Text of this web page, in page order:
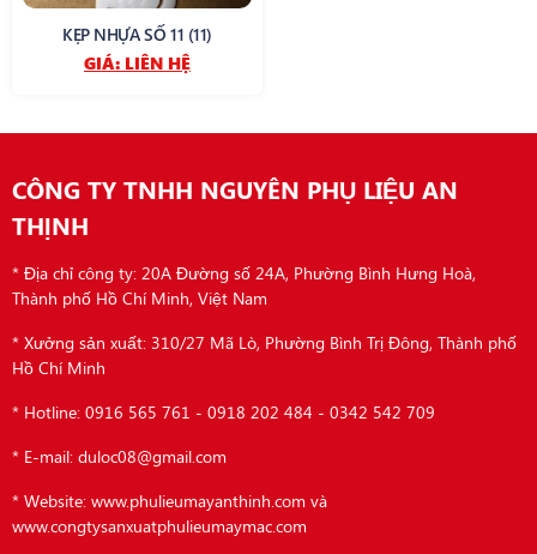
KẸP NHỰA SỐ 11 (11)
GIÁ: LIÊN HỆ
CÔNG TY TNHH NGUYÊN PHỤ LIỆU AN
THỊNH
* Địa chỉ công ty: 20A Đường số 24A, Phường Bình Hưng Hoà,
Thành phố Hồ Chí Minh, Việt Nam
* Xưởng sản xuất: 310/27 Mã Lò, Phường Bình Trị Đông, Thành phố
Hồ Chí Minh
* Hotline: 0916 565 761 - 0918 202 484 - 0342 542 709
* E-mail: duloc08@gmail.com
* Website: www.phulieumayanthinh.com và
www.congtysanxuatphulieumaymac.com